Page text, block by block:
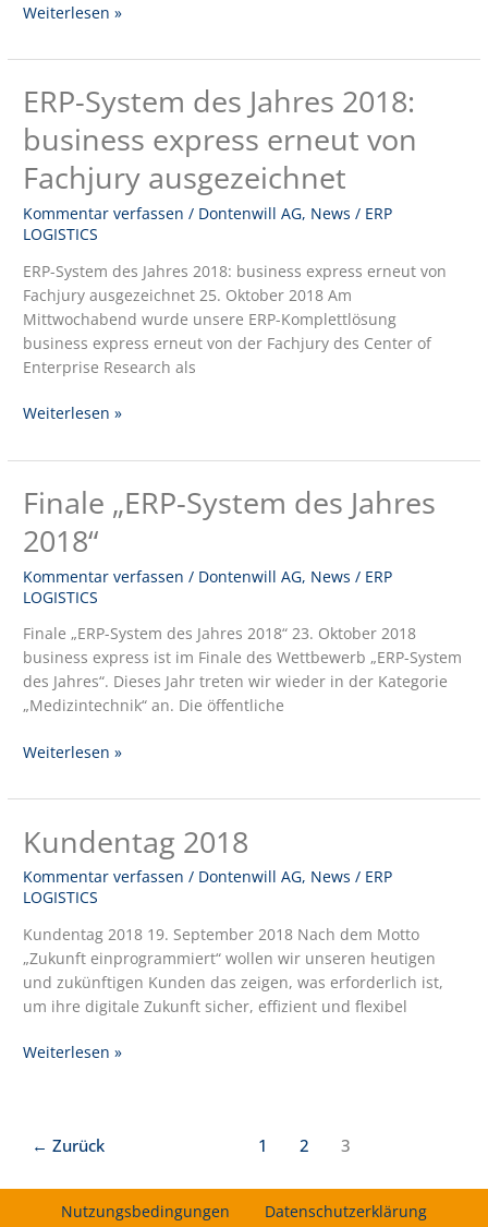
Weiterlesen »
ERP-System des Jahres 2018:
business express erneut von
Fachjury ausgezeichnet
Kommentar verfassen / Dontenwill AG, News / ERP
LOGISTICS
ERP-System des Jahres 2018: business express erneut von
Fachjury ausgezeichnet 25. Oktober 2018 Am
Mittwochabend wurde unsere ERP-Komplettlösung
business express erneut von der Fachjury des Center of
Enterprise Research als
ERP-
System
des
Jahres
2018:
business
express
von
Fachjury
ausgezeichnet
Weiterlesen »
Finale „ERP-System des Jahres
2018“
Kommentar verfassen / Dontenwill AG, News / ERP
LOGISTICS
Finale „ERP-System des Jahres 2018“ 23. Oktober 2018
business express ist im Finale des Wettbewerb „ERP-System
des Jahres“. Dieses Jahr treten wir wieder in der Kategorie
„Medizintechnik“ an. Die öffentliche
Finale
„ERP-
System
Jahres
Weiterlesen »
Kundentag 2018
Kommentar verfassen / Dontenwill AG, News / ERP
LOGISTICS
Kundentag 2018 19. September 2018 Nach dem Motto
„Zukunft einprogrammiert“ wollen wir unseren heutigen
und zukünftigen Kunden das zeigen, was erforderlich ist,
um ihre digitale Zukunft sicher, effizient und flexibel
Kundentag
2018
Weiterlesen »
← Zurück 1 2 3
Nutzungsbedingungen
Datenschutzerklärung